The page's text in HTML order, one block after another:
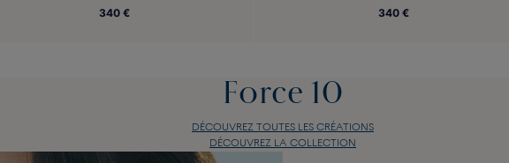
340 € 340 €
Force 10
DÉCOUVREZ TOUTES LES CRÉATIONS
DÉCOUVREZ LA COLLECTION